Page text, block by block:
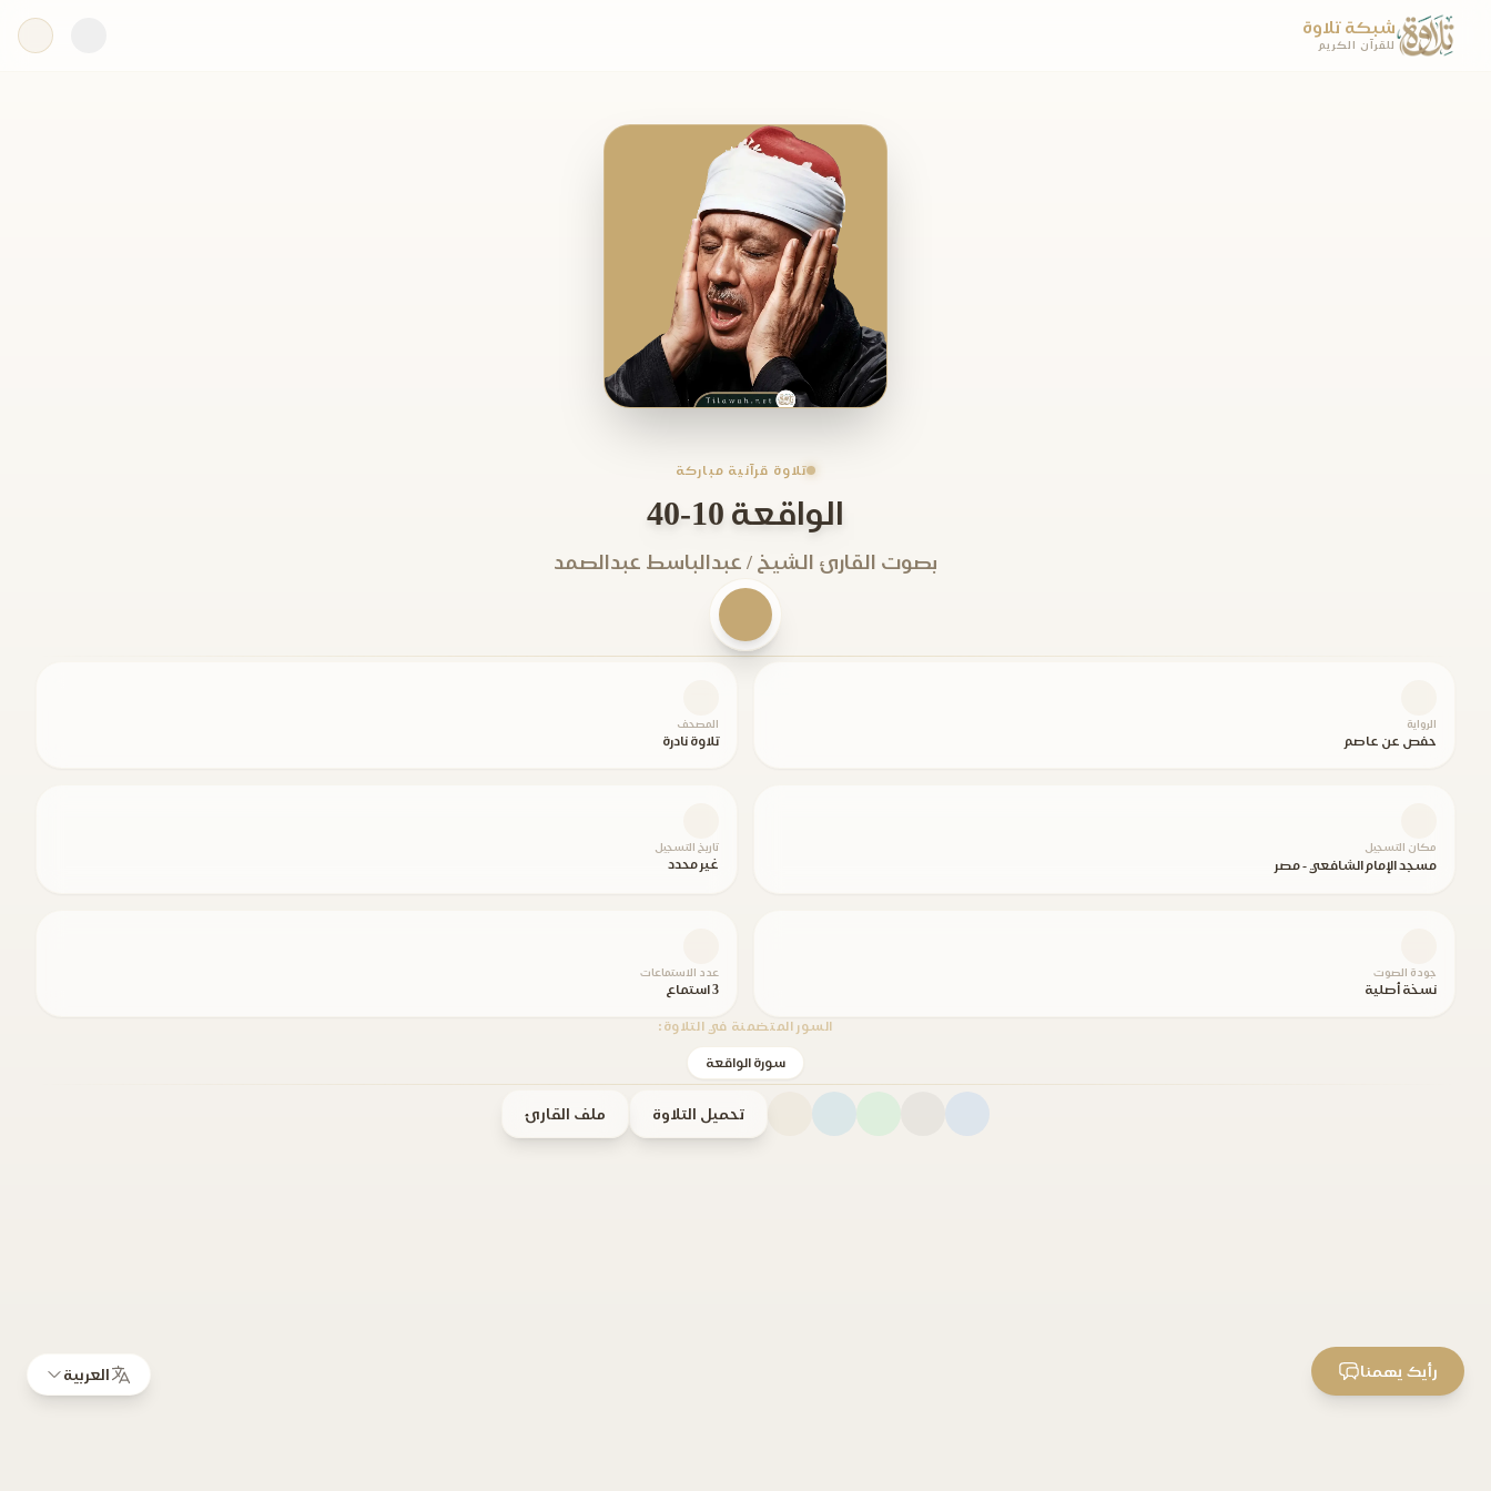
شبكة تلاوة
للقرآن الكريم
تلاوة قرآنية مباركة
الواقعة 10-40
بصوت القارئ الشيخ / عبدالباسط عبدالصمد
الرواية
حفص عن عاصم
المصحف
تلاوة نادرة
مكان التسجيل
مسجد الإمام الشافعي - مصر
تاريخ التسجيل
غير محدد
جودة الصوت
نسخة أصلية
عدد الاستماعات
3 استماع
السور المتضمنة في التلاوة:
سورة الواقعة
تحميل التلاوة ملف القارئ
العربية رأيك يهمنا